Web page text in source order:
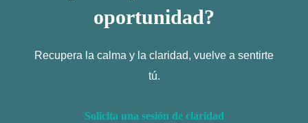
oportunidad?
Recupera la calma y la claridad, vuelve a sentirte
tú.
Solicita una sesión de claridad